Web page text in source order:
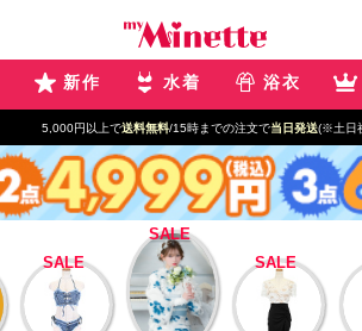
新作 水着 浴衣
5,000円以上で送料無料/15時までの注文で当日発送(※土日